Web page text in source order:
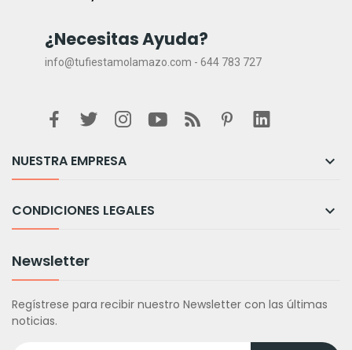
¿Necesitas Ayuda?
info@tufiestamolamazo.com - 644 783 727
NUESTRA EMPRESA 
CONDICIONES LEGALES 
Newsletter
Regístrese para recibir nuestro Newsletter con las últimas
noticias.